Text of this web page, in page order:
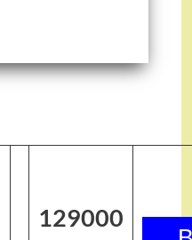
129000